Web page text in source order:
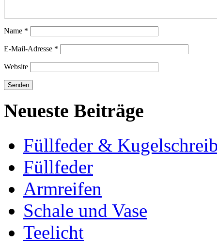
Name *
E-Mail-Adresse *
Website
Neueste Beiträge
Füllfeder &
Füllfeder
Armreifen
Schale und Vase
Teelicht